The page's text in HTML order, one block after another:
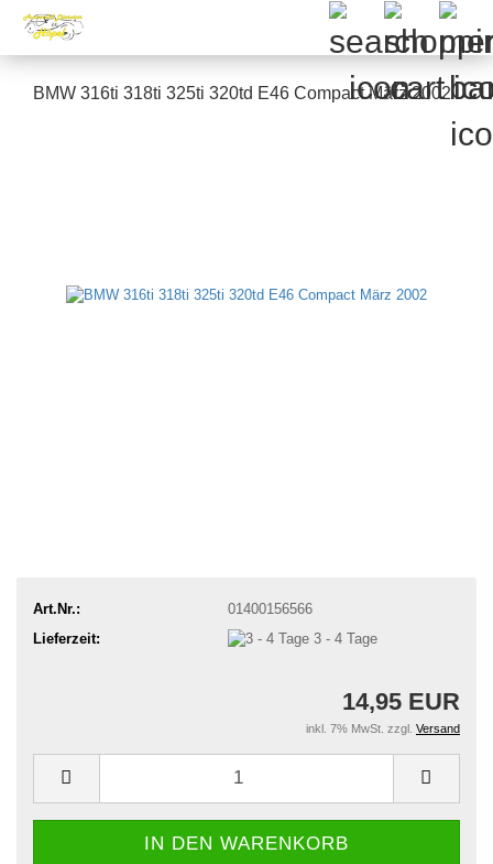
BMW 316ti 318ti 325ti 320td E46 Compact März 2002
Art.Nr.:
01400156566
Lieferzeit:
3 - 4 Tage
14,95 EUR
inkl. 7% MwSt. zzgl. Versand